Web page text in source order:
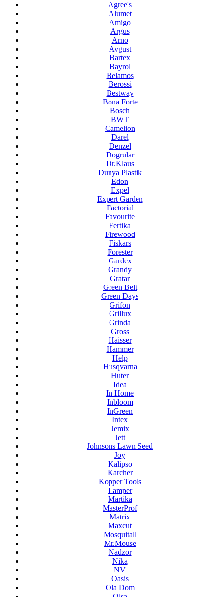
Agree's
Alumet
Amigo
Argus
Arno
Avgust
Bartex
Bayrol
Belamos
Berossi
Bestway
Bona Forte
Bosch
BWT
Camelion
Darel
Denzel
Dogrular
Dr.Klaus
Dunya Plastik
Edon
Expel
Expert Garden
Factorial
Favourite
Fertika
Firewood
Fiskars
Forester
Gardex
Grandy
Gratar
Green Belt
Green Days
Grifon
Grillux
Grinda
Gross
Haisser
Hammer
Help
Husqvarna
Huter
Idea
In Home
Inbloom
InGreen
Intex
Jemix
Jett
Johnsons Lawn Seed
Joy
Kalipso
Karcher
Kopper Tools
Lamper
Martika
MasterProf
Matrix
Maxcut
Mosquitall
Mr.Mouse
Nadzor
Nika
NV
Oasis
Ola Dom